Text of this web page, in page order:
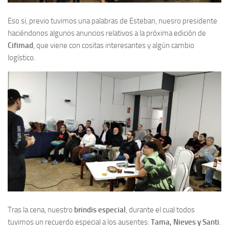
Eso si, previo tuvimos una palabras de Esteban, nuesro presidente
haciéndonos algunos anuncios relativos a la próxima edición de
Cifimad , que viene con cositas interesantes y algún cambio
logístico.
Tras la cena, nuestro brindis especial , durante el cual todos
tuvimos un recuerdo especial a los ausentes: Tama, Nieves y Santi